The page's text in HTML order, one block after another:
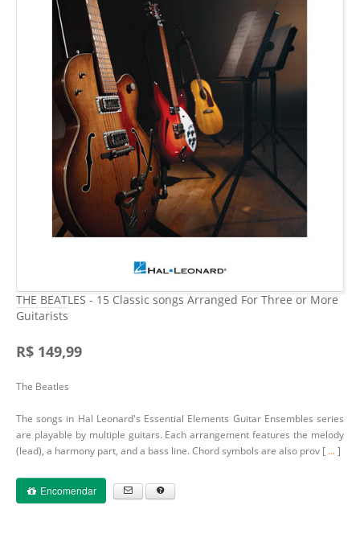
THE BEATLES - 15 Classic songs Arranged For Three or More
Guitarists
R$ 149,99
The Beatles
The songs in Hal Leonard's Essential Elements Guitar Ensembles series
are playable by multiple guitars. Each arrangement features the melody
(lead), a harmony part, and a bass line. Chord symbols are also prov [ ...]
Encomendar